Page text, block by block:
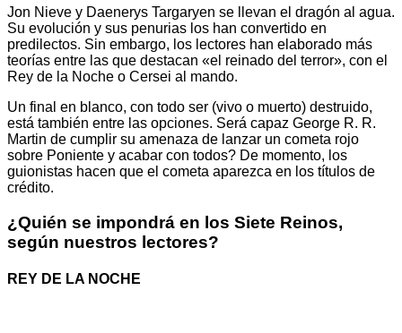
Jon Nieve y Daenerys Targaryen se llevan el dragón al agua.
Su evolución y sus penurias los han convertido en
predilectos. Sin embargo, los lectores han elaborado más
teorías entre las que destacan «el reinado del terror», con el
Rey de la Noche o Cersei al mando.
Un final en blanco, con todo ser (vivo o muerto) destruido,
está también entre las opciones. Será capaz George R. R.
Martin de cumplir su amenaza de lanzar un cometa rojo
sobre Poniente y acabar con todos? De momento, los
guionistas hacen que el cometa aparezca en los títulos de
crédito.
¿Quién se impondrá en los Siete Reinos,
según nuestros lectores?
REY DE LA NOCHE